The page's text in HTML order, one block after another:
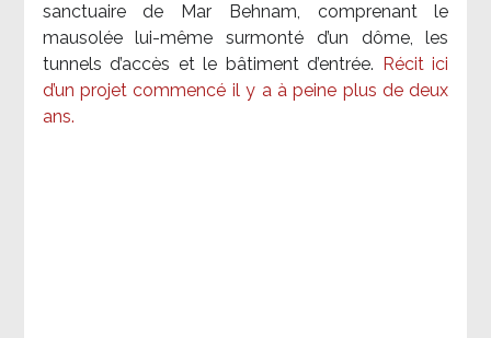
sanctuaire de Mar Behnam, comprenant le
mausolée lui-même surmonté d’un dôme, les
tunnels d’accès et le bâtiment d’entrée.
Récit ici
d’un projet commencé il y a à peine plus de deux
ans.